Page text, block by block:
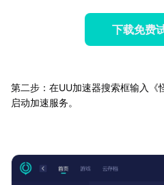
下载免费
第二步：在UU加速器搜索框输入《
启动加速服务。